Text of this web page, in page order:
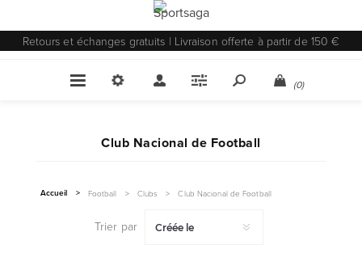
Retours et échanges gratuits | Livraison offerte à partir de 150 €
(0)
Accueil > Football > Clubs > Club Nacional de Football
Club Nacional de Football
Trier par